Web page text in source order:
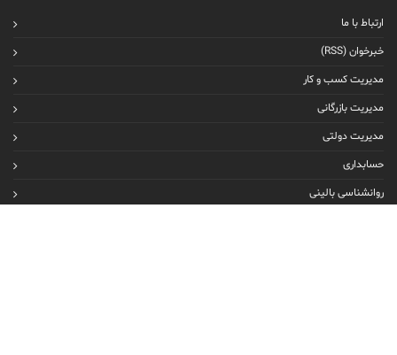
ارتباط با ما
خبرخوان (RSS)
مدیریت کسب و کار
مدیریت بازرگانی
مدیریت دولتی
حسابداری
روانشناسی بالینی